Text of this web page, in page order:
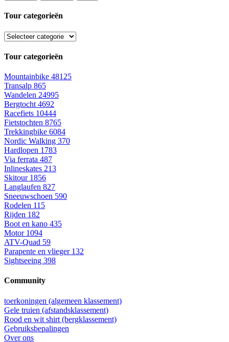
Tour categorieën
Tour categorieën
Mountainbike 48125
Transalp 865
Wandelen 24995
Bergtocht 4692
Racefiets 10444
Fietstochten 8765
Trekkingbike 6084
Nordic Walking 370
Hardlopen 1783
Via ferrata 487
Inlineskates 213
Skitour 1856
Langlaufen 827
Sneeuwschoen 590
Rodelen 115
Rijden 182
Boot en kano 435
Motor 1094
ATV-Quad 59
Parapente en vlieger 132
Sightseeing 398
Community
toerkoningen (algemeen klassement)
Gele truien (afstandsklassement)
Rood en wit shirt (bergklassement)
Gebruiksbepalingen
Over ons